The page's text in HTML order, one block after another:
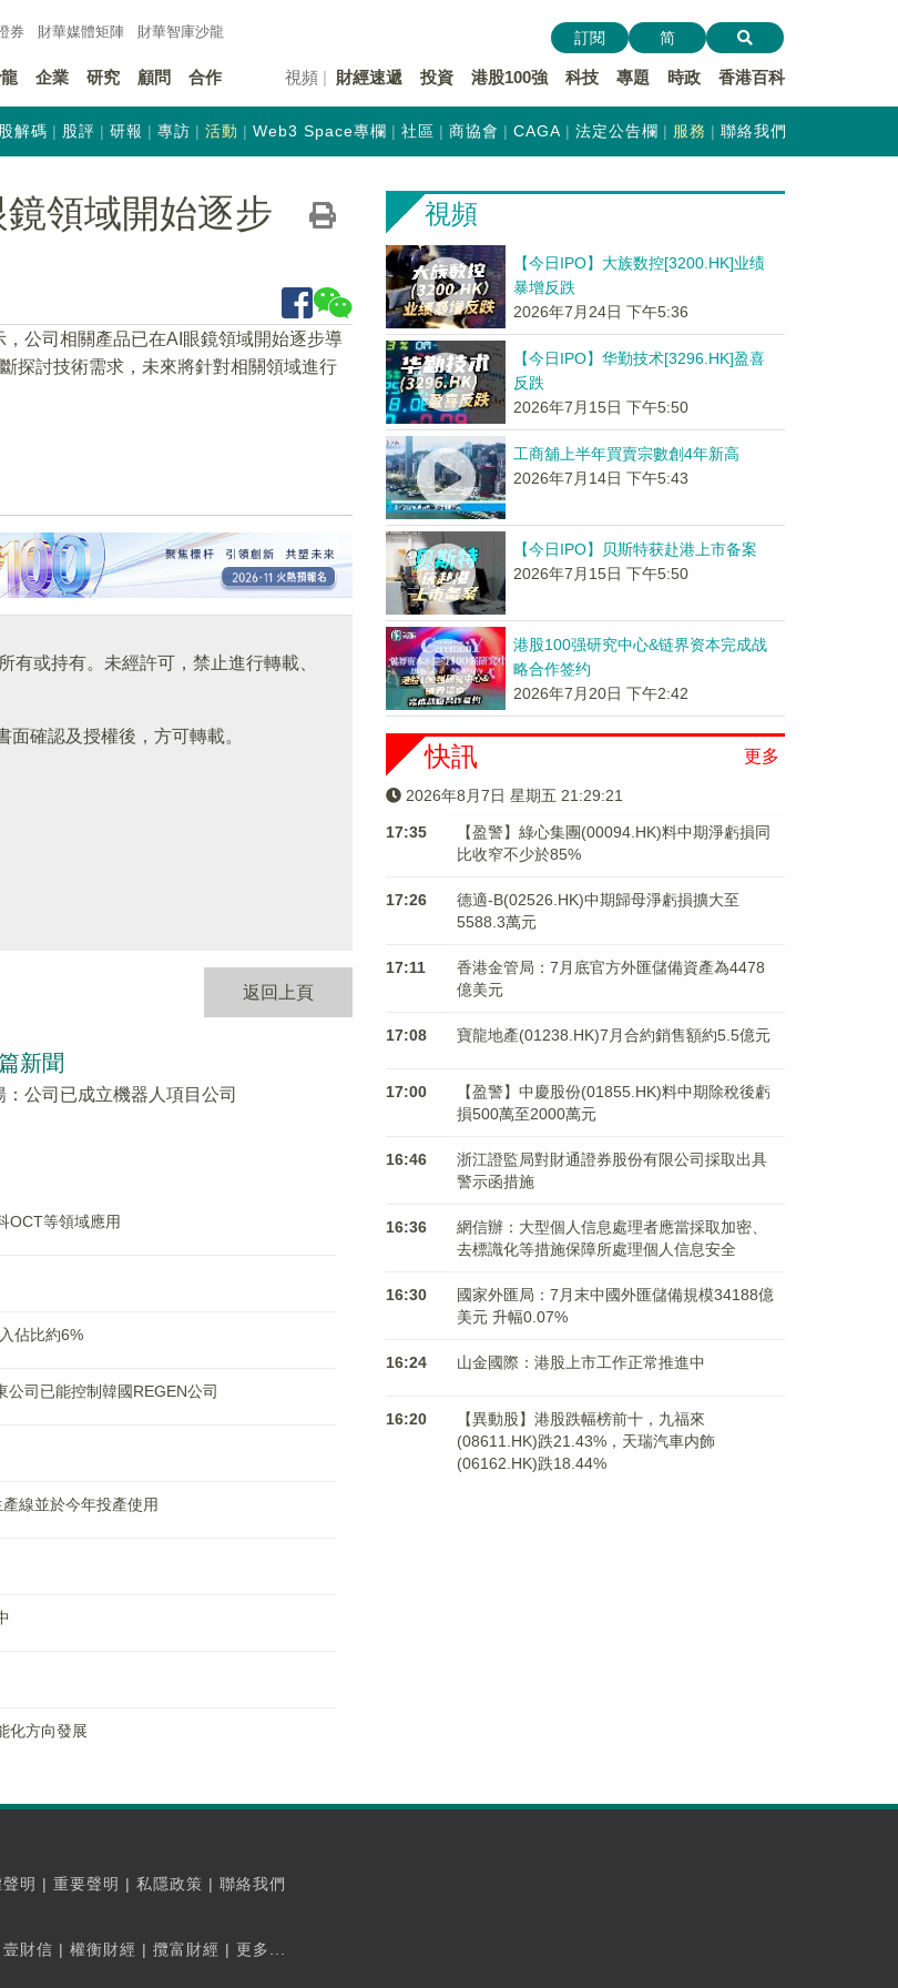
券 財華媒體矩陣 財華智庫沙龍
企業 研究 顧問 合作 視頻 財經速遞 投資 港股100強 科技 專題 時政 香港百科
訂閱 简
解碼 股評 研報 專訪 活動 Web3 Space專欄 社區 商協會 CAGA 法定公告欄 服務 聯絡我們
領域開始逐步
，公司相關產品已在AI眼鏡領域開始逐步導
探討技術需求，未來將針對相關領域進行
有或持有。未經許可，禁止進行轉載、
面確認及授權後，方可轉載。
返回上頁
新聞
：公司已成立機器人項目公司
OCT等領域應用
佔比約6%
司已能控制韓國REGEN公司
線並於今年投產使用
化方向發展
視頻
【今日IPO】大族数控[3200.HK]业绩
暴增反跌
2026年7月24日 下午5:36
【今日IPO】华勤技术[3296.HK]盈喜
反跌
2026年7月15日 下午5:50
工商舖上半年買賣宗數創4年新高
2026年7月14日 下午5:43
【今日IPO】贝斯特获赴港上市备案
2026年7月15日 下午5:50
港股100强研究中心&链界资本完成战
略合作签约
2026年7月20日 下午2:42
更多
快訊
2026年8月7日 星期五 21:29:22
17:35
【盈警】綠心集團(00094.HK)料中期淨虧損同
比收窄不少於85%
17:26
德適-B(02526.HK)中期歸母淨虧損擴大至
5588.3萬元
17:11
香港金管局：7月底官方外匯儲備資產為4478
億美元
17:08 寶龍地產(01238.HK)7月合約銷售額約5.5億元
17:00
【盈警】中慶股份(01855.HK)料中期除稅後虧
損500萬至2000萬元
16:46
浙江證監局對財通證券股份有限公司採取出具
警示函措施
16:36
網信辦：大型個人信息處理者應當採取加密、
去標識化等措施保障所處理個人信息安全
16:30
國家外匯局：7月末中國外匯儲備規模34188億
美元 升幅0.07%
16:24 山金國際：港股上市工作正常推進中
16:20
【異動股】港股跌幅榜前十，九福來
(08611.HK)跌21.43%，天瑞汽車内飾
(06162.HK)跌18.44%
明 | 重要聲明 | 私隱政策 | 聯絡我們
壹財信 | 權衡財經 | 攬富財經 | 更多...